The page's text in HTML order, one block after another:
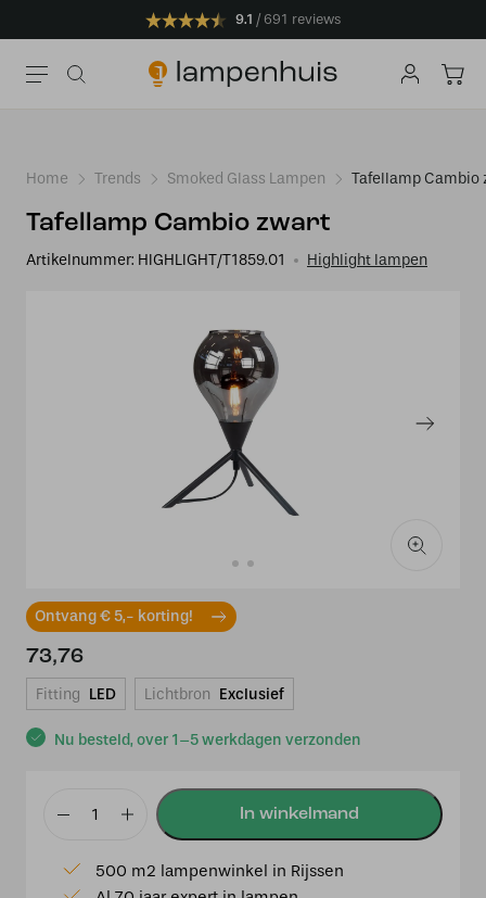
9.1 691 reviews
Home Trends Smoked Glass Lampen Tafellamp Cambio
Tafellamp Cambio zwart
Artikelnummer: HIGHLIGHT/T1859.01 Highlight lampen
Ontvang € 5,- korting!
Nu besteld, over 1–5 werkdagen verzonden
73,76
Fitting LED Lichtbron Exclusief
Tafellamp
zwart
500 m2 lampenwinkel in Rijssen